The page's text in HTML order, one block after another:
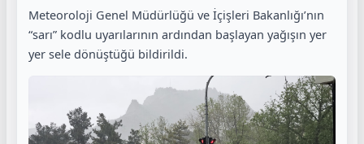
Meteoroloji Genel Müdürlüğü ve İçişleri Bakanlığı’nın
“sarı” kodlu uyarılarının ardından başlayan yağışın yer
yer sele dönüştüğü bildirildi.